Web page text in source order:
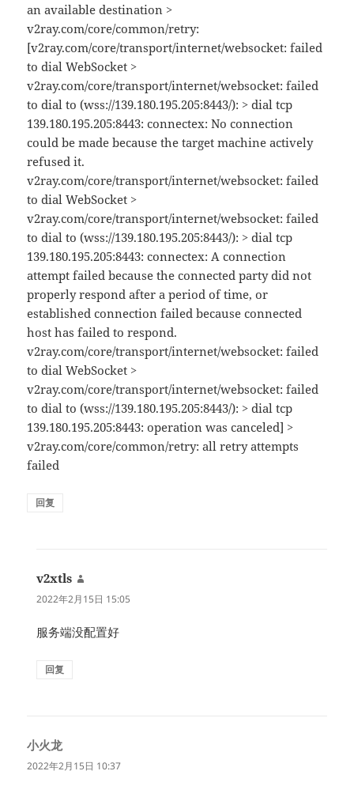
an available destination >
v2ray.com/core/common/retry:
[v2ray.com/core/transport/internet/websocket: failed
to dial WebSocket >
v2ray.com/core/transport/internet/websocket: failed
to dial to (wss://139.180.195.205:8443/): > dial tcp
139.180.195.205:8443: connectex: No connection
could be made because the target machine actively
refused it.
v2ray.com/core/transport/internet/websocket: failed
to dial WebSocket >
v2ray.com/core/transport/internet/websocket: failed
to dial to (wss://139.180.195.205:8443/): > dial tcp
139.180.195.205:8443: connectex: A connection
attempt failed because the connected party did not
properly respond after a period of time, or
established connection failed because connected
host has failed to respond.
v2ray.com/core/transport/internet/websocket: failed
to dial WebSocket >
v2ray.com/core/transport/internet/websocket: failed
to dial to (wss://139.180.195.205:8443/): > dial tcp
139.180.195.205:8443: operation was canceled] >
v2ray.com/core/common/retry: all retry attempts
failed
回复
v2xtls
道：
2022年2月15日 15:05
服务端没配置好
回复
小火龙
道：
2022年2月15日 10:37